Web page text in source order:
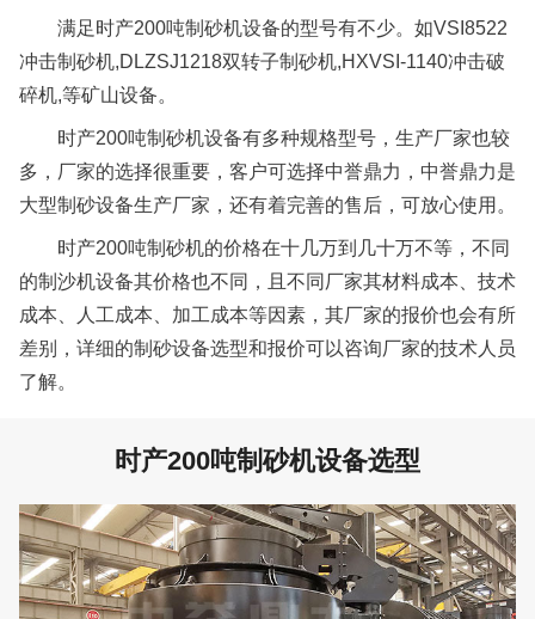
满足时产200吨制砂机设备的型号有不少。如VSI8522
冲击制砂机,DLZSJ1218双转子制砂机,HXVSI-1140冲击破
碎机,等矿山设备。
时产200吨制砂机设备有多种规格型号，生产厂家也较
多，厂家的选择很重要，客户可选择中誉鼎力，中誉鼎力是
大型制砂设备生产厂家，还有着完善的售后，可放心使用。
时产200吨制砂机的价格在十几万到几十万不等，不同
的制沙机设备其价格也不同，且不同厂家其材料成本、技术
成本、人工成本、加工成本等因素，其厂家的报价也会有所
差别，详细的制砂设备选型和报价可以咨询厂家的技术人员
了解。
时产200吨制砂机设备选型